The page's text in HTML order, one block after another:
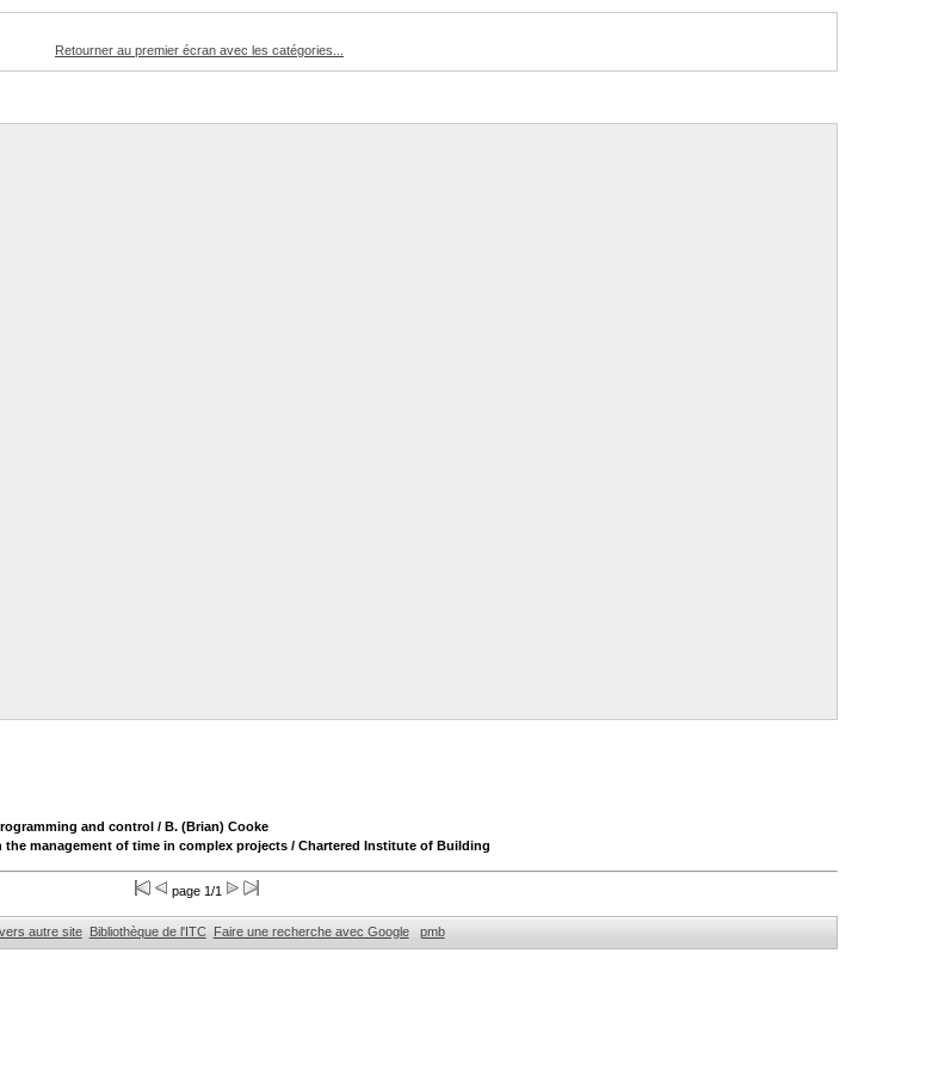
Retourner au premier écran avec les catégories...
and control / B. (Brian) Cooke
management of time in complex projects / Chartered Institute of Building
page 1/1
autre site Bibliothèque de l'ITC Faire une recherche avec Google pmb